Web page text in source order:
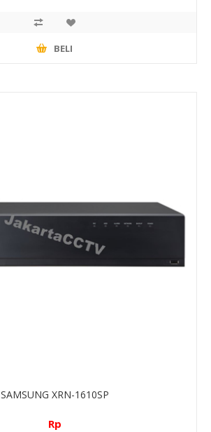
BELI
SAMSUNG XRN-1610SP
Rp